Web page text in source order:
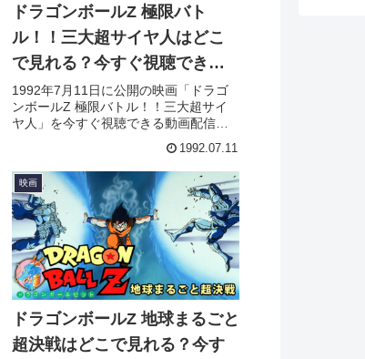
ドラゴンボールZ 極限バト
ル！！三大超サイヤ人はどこ
で見れる？今すぐ視聴できる
動画配信サービスを紹介！
1992年7月11日に公開の映画「ドラゴ
ンボールZ 極限バトル！！三大超サイ
ヤ人」を今すぐ視聴できる動画配信サ
やキャスト・声優、スタッフ、主題歌
の情報はもちろん、実際に見た人の感
想やレビューもまとめています。
1992.07.11
映画
ドラゴンボールZ 地球まるごと
超決戦はどこで見れる？今す